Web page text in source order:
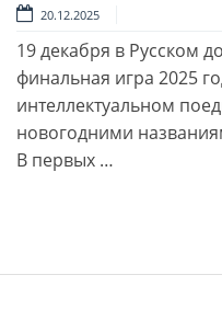
20.12.2025
19 декабря в Русском
финальная игра 2025
интеллектуальном
новогодними
В первых …